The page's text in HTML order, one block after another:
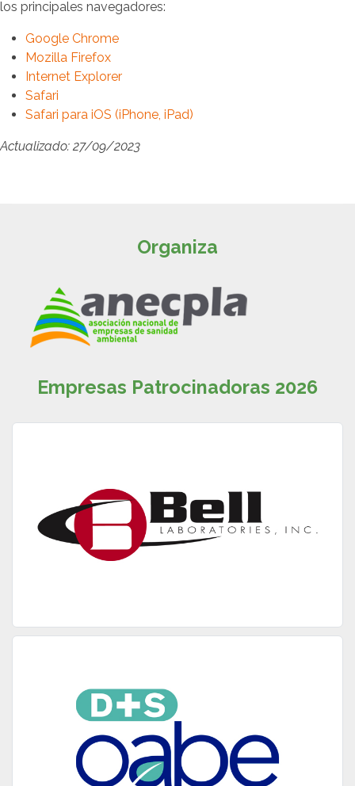
los principales navegadores:
Google Chrome
Mozilla Firefox
Internet Explorer
Safari
Safari para iOS (iPhone, iPad)
Actualizado: 27/09/2023
Organiza
Empresas Patrocinadoras 2026